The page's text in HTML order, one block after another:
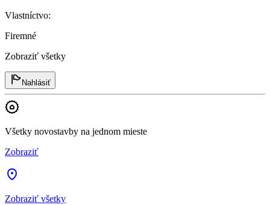
Vlastníctvo:
Firemné
Zobraziť všetky
Nahlásiť
Všetky novostavby na jednom mieste
Zobraziť
Zobraziť všetky